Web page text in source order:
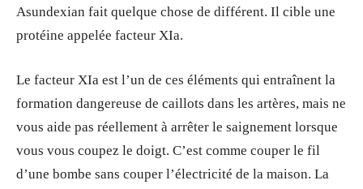
Asundexian fait quelque chose de différent. Il cible une
protéine appelée facteur XIa.
Le facteur XIa est l’un de ces éléments qui entraînent la
formation dangereuse de caillots dans les artères, mais ne
vous aide pas réellement à arrêter le saignement lorsque
vous vous coupez le doigt. C’est comme couper le fil
d’une bombe sans couper l’électricité de la maison. La